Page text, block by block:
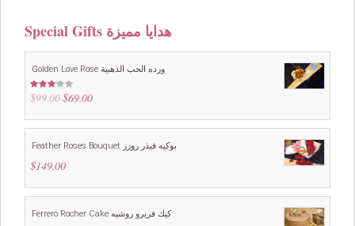
Special Gifts هدايا مميزة
Golden Love Rose ورده الحب الذهبية
Rated
3.00
5
$99.00 Original
was:
$69.00Current
is:
Feather Roses Bouquet بوكيه فيذر روزز
$149.00
Ferrero Rocher Cake كيك فريرو روشيه